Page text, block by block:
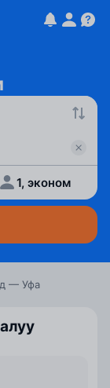
1, эконом
— Уфа